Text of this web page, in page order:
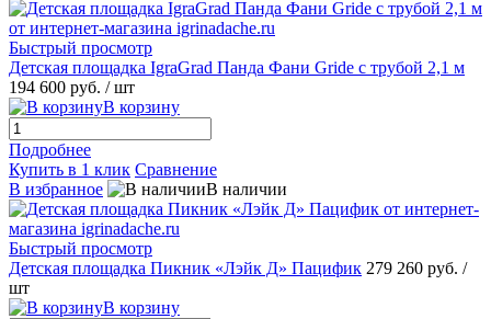
Быстрый просмотр
Детская площадка IgraGrad Панда Фани Gride с трубой 2,1 м
194 600 руб. / шт
В корзину
Подробнее
Купить в 1 клик Сравнение
В избранное
В наличии
Быстрый просмотр
Детская площадка Пикник «Лэйк Д» Пацифик 279 260 руб. /
шт
В корзину